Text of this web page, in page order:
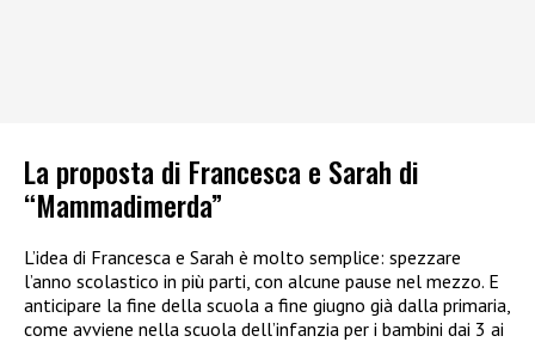
La proposta di Francesca e Sarah di
“Mammadimerda”
L’idea di Francesca e Sarah è molto semplice: spezzare
l’anno scolastico in più parti, con alcune pause nel mezzo. E
anticipare la fine della scuola a fine giugno già dalla primaria,
come avviene nella scuola dell’infanzia per i bambini dai 3 ai